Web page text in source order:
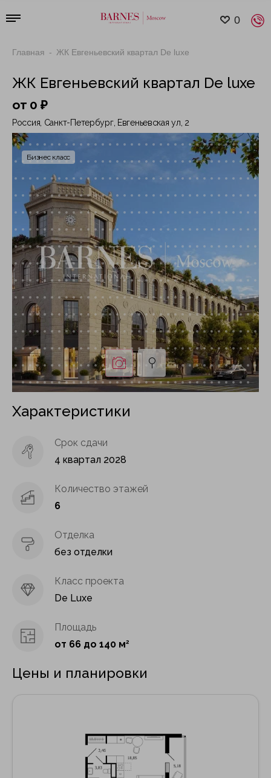
0
Главная ЖК Евгеньевский квартал De luxe
ЖК Евгеньевский квартал De luxe
от 0 ₽
Россия, Санкт-Петербург, Евгеньевская ул, 2
Бизнес класс
Характеристики
Срок сдачи
4 квартал 2028
Количество этажей
6
Отделка
без отделки
Класс проекта
De Luxe
Площадь
от 66 до 140 м2
Цены и планировки